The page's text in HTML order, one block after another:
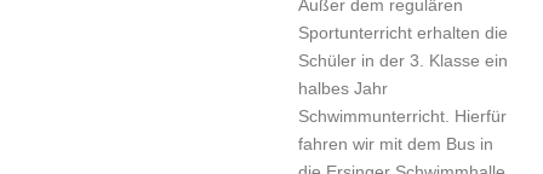
Außer dem regulären
Sportunterricht erhalten die
Schüler in der 3. Klasse ein
halbes Jahr
Schwimmunterricht. Hierfür
fahren wir mit dem Bus in